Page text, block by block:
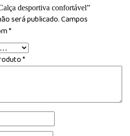
desportiva confortável”
será publicado.Campos
*
*